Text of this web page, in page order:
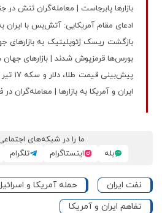
بازارها پابرجاست | معامله‌گران تنش
ادعای مقام آمریکایی: آتش‌بس با
بورس‌ها قرمزپوش شدند | بازارهای
ایران و آمریکا به بازارها | معامله‌گران در
ما را در شبکه‌های
بله
اینستاگرام تلگرام
نفت ایران
حمله آمریکا و
تفاهم ایران و آمریکا